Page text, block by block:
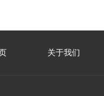
关于我们